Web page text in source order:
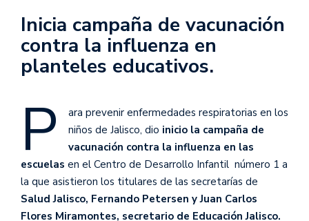
Inicia campaña de vacunación
contra la influenza en
planteles educativos.
P
ara prevenir enfermedades respiratorias en los
niños de Jalisco, dio inicio la campaña de
vacunación contra la influenza en las
escuelas en el Centro de Desarrollo Infantil número 1 a
la que asistieron los titulares de las secretarías de
Salud Jalisco, Fernando Petersen y Juan Carlos
Flores Miramontes, secretario de Educación Jalisco.